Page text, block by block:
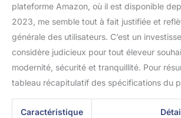
plateforme Amazon, où il est disponible
2023, me semble tout à fait justifiée et
générale des utilisateurs. C’est un
considère judicieux pour tout éleveur
modernité, sécurité et tranquillité. Pour
tableau récapitulatif des spécifications du
Caractéristique